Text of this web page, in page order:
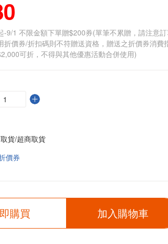
-9/1 不限金額下單贈$200券(單筆不累贈，請注意
折價券/折扣碼則不符贈送資格，贈送之折價券消費
可折，不得與其他優惠活動合併使用)
貨/超商取貨
價券
購買 加入購物車